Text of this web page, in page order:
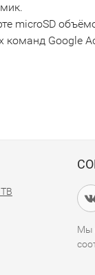
microSD
Google
Мы